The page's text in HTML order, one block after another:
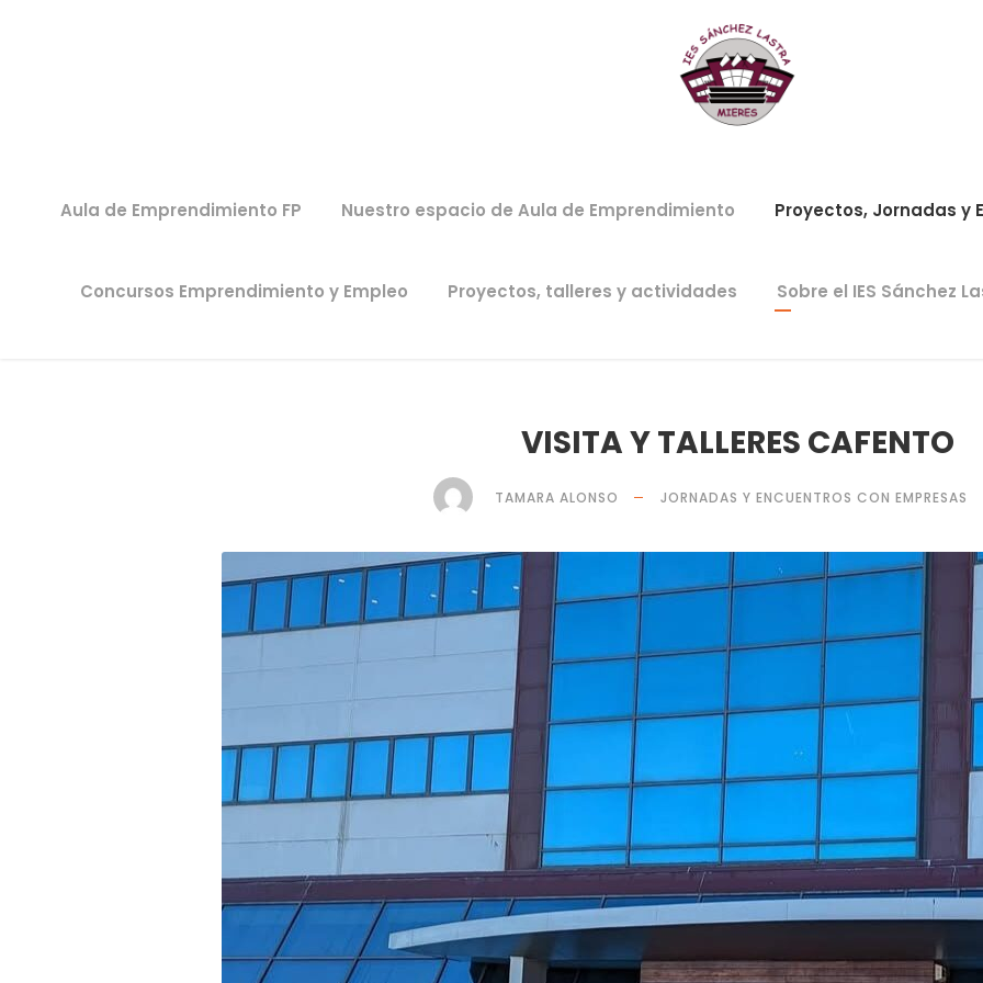
Aula de Emprendimiento FP Nuestro espacio de Aula de Emprendimiento Proyectos, Jornadas y
Concursos Emprendimiento y Empleo Proyectos, talleres y actividades Sobre el IES Sánchez
VISITA Y TALLERES CAFENTO
TAMARA ALONSO JORNADAS Y ENCUENTROS CON EMPRESAS